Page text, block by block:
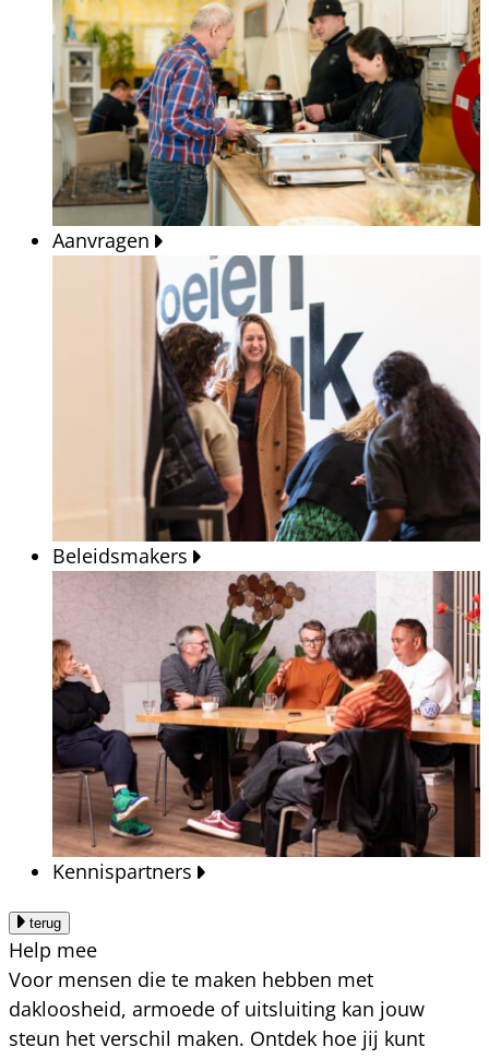
Aanvragen
Beleidsmakers
Kennispartners
terug
Help mee
Voor mensen die te maken hebben met
dakloosheid, armoede of uitsluiting kan jouw
steun het verschil maken. Ontdek hoe jij kunt